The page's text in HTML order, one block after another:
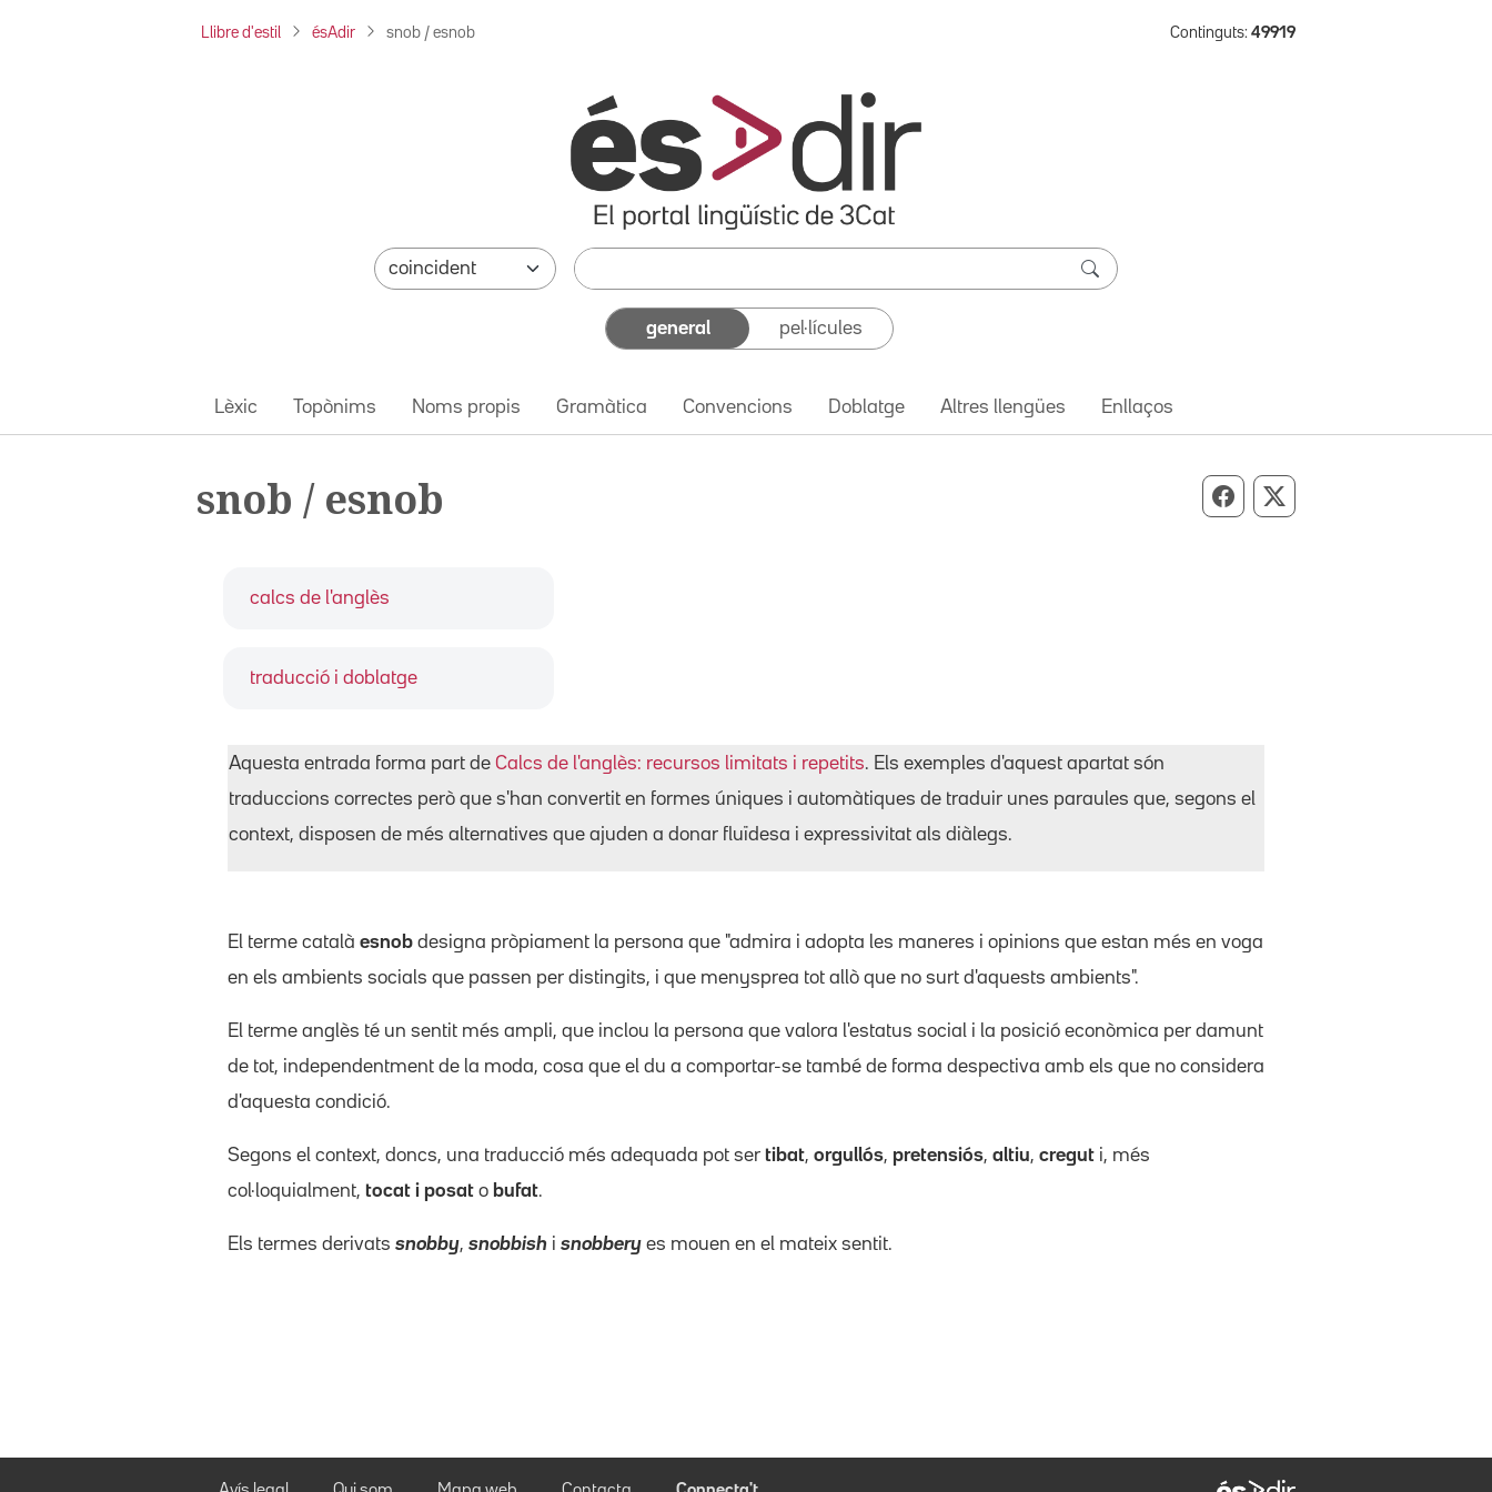
Llibre d'estil ésAdir snob / esnob Continguts: 49919
general pel·lícules
Lèxic Topònims Noms propis Gramàtica Convencions Doblatge Altres llengües Enllaços
snob / esnob Compartir per Facebook
Compartir per X
calcs de l'anglès
traducció i doblatge
Aquesta entrada forma part de Calcs de l'anglès: recursos limitats i repetits. Els exemples d'aquest apartat són
traduccions correctes però que s'han convertit en formes úniques i automàtiques de traduir unes paraules que, segons el
context, disposen de més alternatives que ajuden a donar fluïdesa i expressivitat als diàlegs.
El terme català esnob designa pròpiament la persona que "admira i adopta les maneres i opinions que estan més en voga
en els ambients socials que passen per distingits, i que menysprea tot allò que no surt d'aquests ambients".
El terme anglès té un sentit més ampli, que inclou la persona que valora l'estatus social i la posició econòmica per damunt
de tot, independentment de la moda, cosa que el du a comportar-se també de forma despectiva amb els que no considera
d'aquesta condició.
Segons el context, doncs, una traducció més adequada pot ser tibat, orgullós, pretensiós, altiu, cregut i, més
col·loquialment, tocat i posat o bufat.
Els termes derivats snobby, snobbish i snobbery es mouen en el mateix sentit.